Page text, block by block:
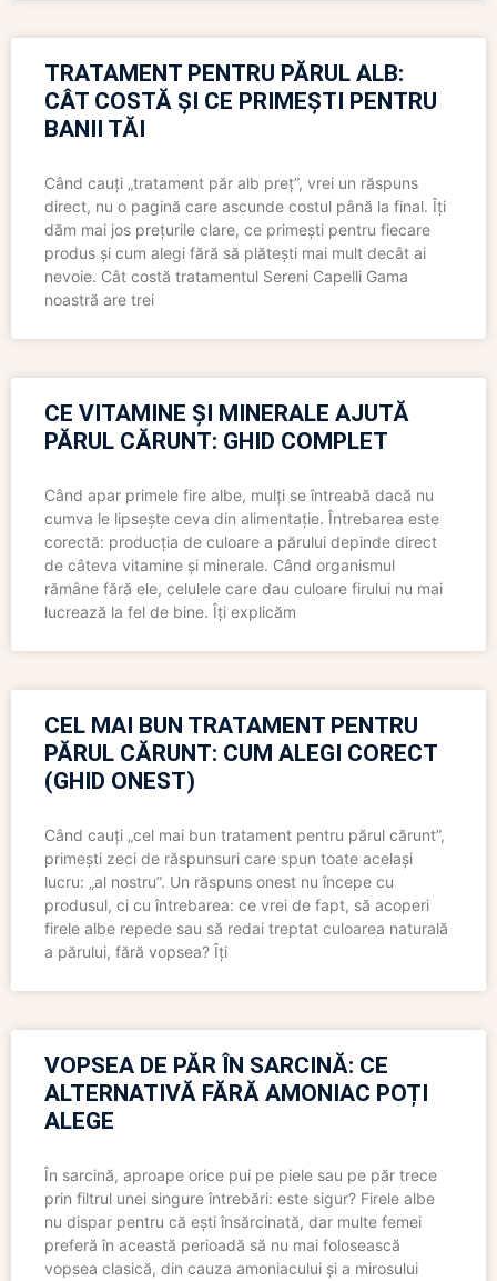
TRATAMENT PENTRU PĂRUL ALB:
CÂT COSTĂ ȘI CE PRIMEȘTI PENTRU
BANII TĂI
Când cauți „tratament păr alb preț”, vrei un răspuns
direct, nu o pagină care ascunde costul până la final. Îți
dăm mai jos prețurile clare, ce primești pentru fiecare
produs și cum alegi fără să plătești mai mult decât ai
nevoie. Cât costă tratamentul Sereni Capelli Gama
noastră are trei
CE VITAMINE ȘI MINERALE AJUTĂ
PĂRUL CĂRUNT: GHID COMPLET
Când apar primele fire albe, mulți se întreabă dacă nu
cumva le lipsește ceva din alimentație. Întrebarea este
corectă: producția de culoare a părului depinde direct
de câteva vitamine și minerale. Când organismul
rămâne fără ele, celulele care dau culoare firului nu mai
lucrează la fel de bine. Îți explicăm
CEL MAI BUN TRATAMENT PENTRU
PĂRUL CĂRUNT: CUM ALEGI CORECT
(GHID ONEST)
Când cauți „cel mai bun tratament pentru părul cărunt”,
primești zeci de răspunsuri care spun toate același
lucru: „al nostru”. Un răspuns onest nu începe cu
produsul, ci cu întrebarea: ce vrei de fapt, să acoperi
firele albe repede sau să redai treptat culoarea naturală
a părului, fără vopsea? Îți
VOPSEA DE PĂR ÎN SARCINĂ: CE
ALTERNATIVĂ FĂRĂ AMONIAC POȚI
ALEGE
În sarcină, aproape orice pui pe piele sau pe păr trece
prin filtrul unei singure întrebări: este sigur? Firele albe
nu dispar pentru că ești însărcinată, dar multe femei
preferă în această perioadă să nu mai folosească
vopsea clasică, din cauza amoniacului și a mirosului